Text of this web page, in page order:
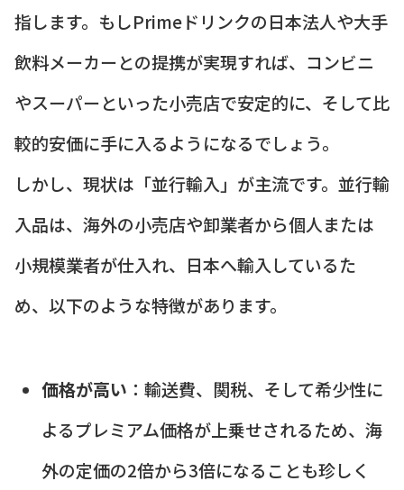
指します。もしPrimeドリンクの日本法人や大手
飲料メーカーとの提携が実現すれば、コンビニ
やスーパーといった小売店で安定的に、そして比
較的安価に手に入るようになるでしょう。
しかし、現状は「並行輸入」が主流です。並行輸
入品は、海外の小売店や卸業者から個人または
小規模業者が仕入れ、日本へ輸入しているた
め、以下のような特徴があります。
価格が高い ：輸送費、関税、そして希少性に
よるプレミアム価格が上乗せされるため、海
外の定価の2倍から3倍になることも珍しく